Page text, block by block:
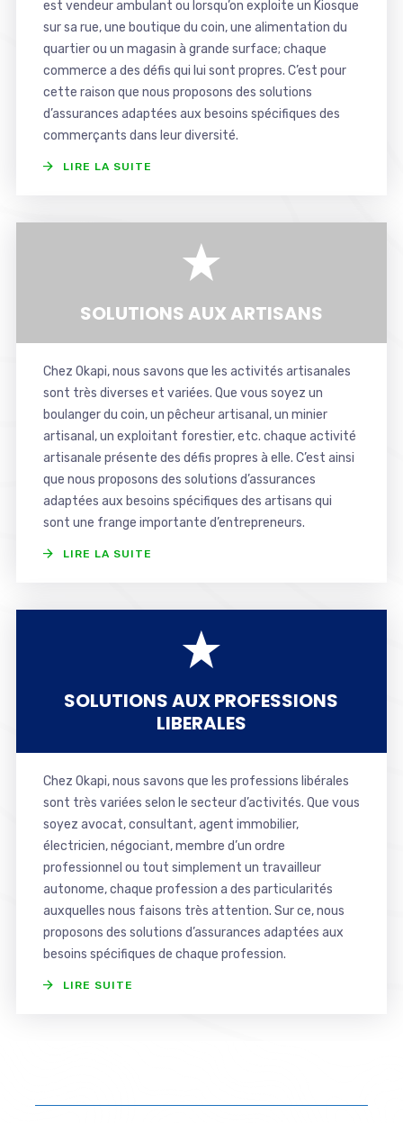
est vendeur ambulant ou lorsqu’on exploite un Kiosque
sur sa rue, une boutique du coin, une alimentation du
quartier ou un magasin à grande surface; chaque
commerce a des défis qui lui sont propres. C’est pour
cette raison que nous proposons des solutions
d’assurances adaptées aux besoins spécifiques des
commerçants dans leur diversité.
LIRE LA SUITE
SOLUTIONS AUX ARTISANS
Chez Okapi, nous savons que les activités artisanales
sont très diverses et variées. Que vous soyez un
boulanger du coin, un pêcheur artisanal, un minier
artisanal, un exploitant forestier, etc. chaque activité
artisanale présente des défis propres à elle. C’est ainsi
que nous proposons des solutions d’assurances
adaptées aux besoins spécifiques des artisans qui
sont une frange importante d’entrepreneurs.
LIRE LA SUITE
SOLUTIONS AUX PROFESSIONS
LIBERALES
Chez Okapi, nous savons que les professions libérales
sont très variées selon le secteur d’activités. Que vous
soyez avocat, consultant, agent immobilier,
électricien, négociant, membre d’un ordre
professionnel ou tout simplement un travailleur
autonome, chaque profession a des particularités
auxquelles nous faisons très attention. Sur ce, nous
proposons des solutions d’assurances adaptées aux
besoins spécifiques de chaque profession.
LIRE SUITE